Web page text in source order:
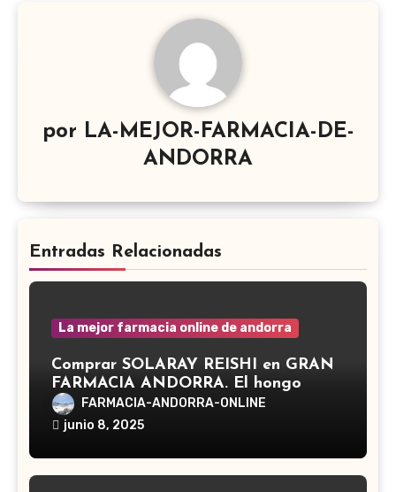
por LA-MEJOR-FARMACIA-DE-
ANDORRA
Entradas Relacionadas
La mejor farmacia online de andorra
Comprar SOLARAY REISHI en GRAN
FARMACIA ANDORRA. El hongo
Reishi, cuyo nombre científico es
Ganoderma lucidum, es un hongo
en la medicina tradicional asiática
FARMACIA-ANDORRA-ONLINE
junio 8, 2025